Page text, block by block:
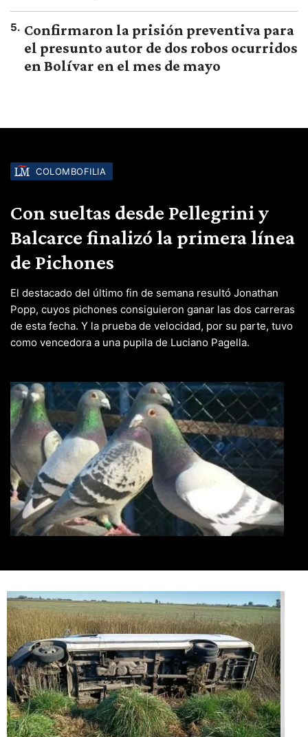
5. Confirmaron la prisión preventiva para
el presunto autor de dos robos ocurridos
en Bolívar en el mes de mayo
COLOMBOFILIA
Con sueltas desde Pellegrini y
Balcarce finalizó la primera línea
de Pichones
El destacado del último fin de semana resultó Jonathan
Popp, cuyos pichones consiguieron ganar las dos carreras
de esta fecha. Y la prueba de velocidad, por su parte, tuvo
como vencedora a una pupila de Luciano Pagella.